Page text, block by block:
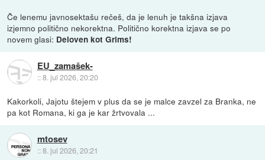
Če lenemu javnosektašu rečeš, da je lenuh je takšna izjava
izjemno politično nekorektna. Politično korektna izjava se po
novem glasi: Deloven kot Grims!
EU_zamašek-
::8. jul 2026, 20:20
Kakorkoli, Jajotu štejem v plus da se je malce zavzel za Branka, ne
pa kot Romana, ki ga je kar žrtvovala ...
mtosev
::8. jul 2026, 20:21